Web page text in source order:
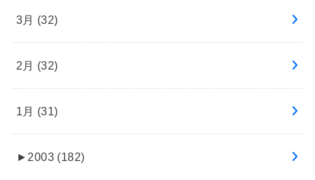
3月 (32)
2月 (32)
1月 (31)
► 2003 (182)